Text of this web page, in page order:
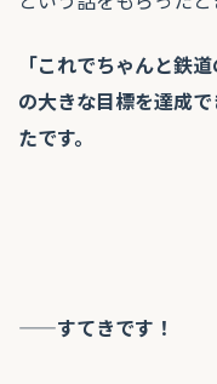
「これでちゃんと鉄
の大きな目標を達成
たです。
——すてきです！